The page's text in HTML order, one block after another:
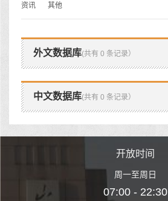
资讯
其他
外文数据库(共有 0 条记录）
中文数据库(共有 0 条记录）
开放时间
周一至周日
07:00 - 22:30